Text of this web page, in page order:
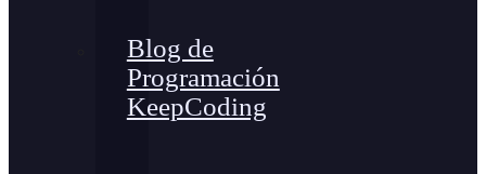
Blog de
Programación
KeepCoding